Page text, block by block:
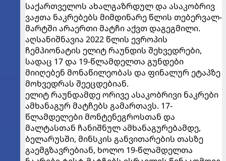
საქართველოს ახალგაზრდულ და ასაკობრივ
ვაჟთა ნაკრებებს მიმდინარე წლის თებერვალ-
მარტში არაერთი მატჩი აქვთ დაგეგმილი.
აღსანიშნავია 2022 წლის ევროპის
ჩემპიონატის ელიტ რაუნდის შეხვედრები,
სადაც 17 და 19-წლამდელთა გუნდები
მიიღებენ მონაწილეობას და ფინალურ ეტაპზე
მოხვედრას შეეცდებიან.
ელიტ რაუნდამდე ორივე ასაკობრივი ნაკრები
ამხანაგურ მატჩებს გამართავს. 17-
წლამდელები მონტენეგროსთან და
მალტასთან ჩანიშნულ ამხანაგურებამდე,
ბელარუსში, მინსკის განვითარების თასზე
გაემგზავრებიან, ხოლო 19-წლამდელთა